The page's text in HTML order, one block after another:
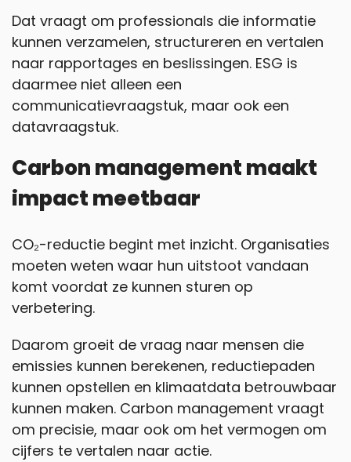
Dat vraagt om professionals die informatie
kunnen verzamelen, structureren en vertalen
naar rapportages en beslissingen. ESG is
daarmee niet alleen een
communicatievraagstuk, maar ook een
datavraagstuk.
Carbon management maakt
impact meetbaar
CO₂-reductie begint met inzicht. Organisaties
moeten weten waar hun uitstoot vandaan
komt voordat ze kunnen sturen op
verbetering.
Daarom groeit de vraag naar mensen die
emissies kunnen berekenen, reductiepaden
kunnen opstellen en klimaatdata betrouwbaar
kunnen maken. Carbon management vraagt
om precisie, maar ook om het vermogen om
cijfers te vertalen naar actie.